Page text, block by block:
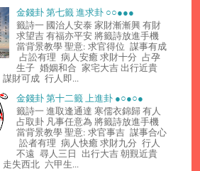
金錢卦 第七籤 進求卦 ○○●●●
籤詩一 國治人安泰 家財漸漸興 有財
求望吉 有福亦平安 將籤詩放進手機
當背景教學 聖意: 求官得位 謀事有成
占訟有理 病人安癒 求財十分 占孕
生子 婚姻和合 家宅大吉 出行近貴
財可成 行人即...
金錢卦 第十二籤 上進卦 ●○●○●
籤詩一 進取逢通達 寒儒衣錦歸 有人
占取卦 凡事任意為 將籤詩放進手機
當背景教學 聖意: 求官事吉 謀事合心
訟者有理 病人快癒 求財九分 行人
不遠 尋人三日 出行大吉 朝覲近貴
失西北 六甲生...